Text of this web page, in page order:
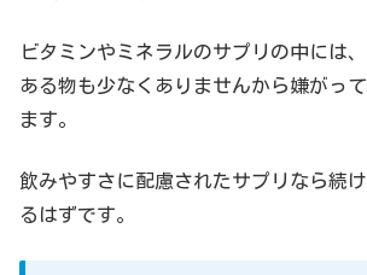
ビタミンやミネラルのサプリの中には
ある物も少なくありませんから嫌がっ
ます。
飲みやすさに配慮されたサプリなら続
るはずです。